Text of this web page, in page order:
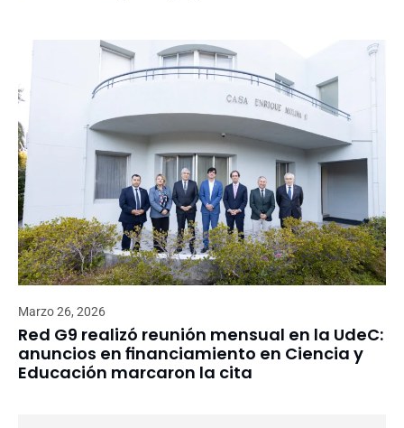
Marzo 26, 2026
Red G9 realizó reunión mensual en la UdeC:
anuncios en financiamiento en Ciencia y
Educación marcaron la cita